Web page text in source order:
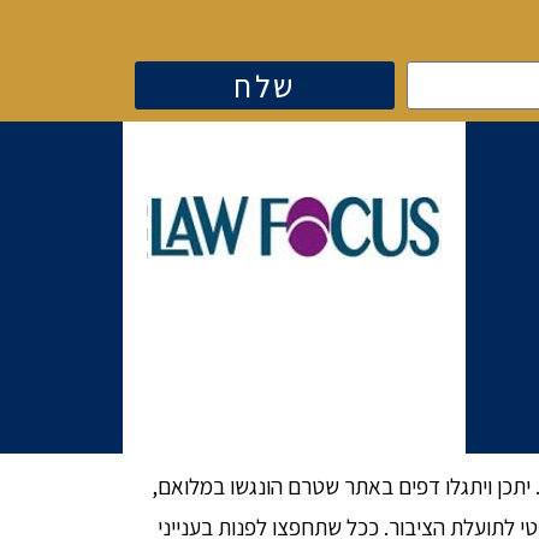
שלח
ויתגלו דפים באתר שטרם הונגשו במלואם,
הציבור. ככל שתחפצו לפנות בענייני